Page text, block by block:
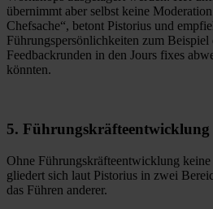
übernimmt aber selbst keine
Chefsache“, betont Pistorius und
Führungspersönlichkeiten zum
Feedbackrunden in den Jours fixes
könnten.
5. Führungskräfteentwicklung
Ohne Führungskräfteentwicklung
gliedert sich laut Pistorius in zwei
das Führen anderer.